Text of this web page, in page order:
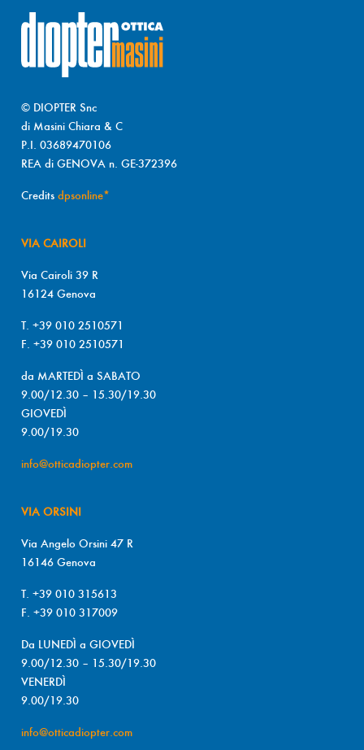
© DIOPTER Snc
di Masini Chiara & C
P.I. 03689470106
REA di GENOVA n. GE-372396
Credits dpsonline*
VIA CAIROLI
Via Cairoli 39 R
16124 Genova
T. +39 010 2510571
F. +39 010 2510571
da MARTEDÌ a SABATO
9.00/12.30 – 15.30/19.30
GIOVEDÌ
9.00/19.30
info@otticadiopter.com
VIA ORSINI
Via Angelo Orsini 47 R
16146 Genova
T. +39 010 315613
F. +39 010 317009
Da LUNEDÌ a GIOVEDÌ
9.00/12.30 – 15.30/19.30
VENERDÌ
9.00/19.30
info@otticadiopter.com